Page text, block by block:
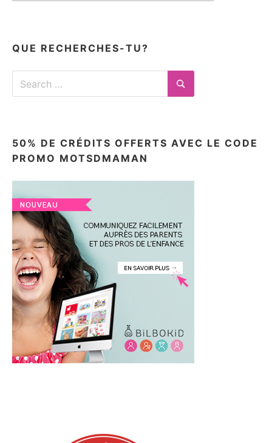
QUE RECHERCHES-TU?
Search
for:
Search
50% DE CRÉDITS OFFERTS AVEC LE CODE
PROMO MOTSDMAMAN